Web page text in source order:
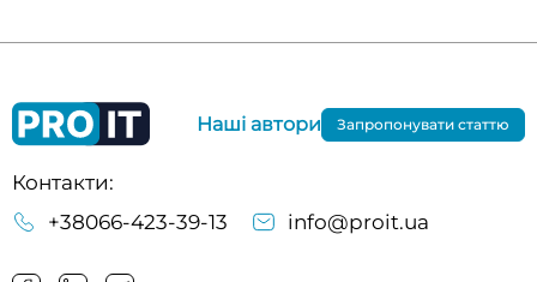
Контакти:
+38066-423-39-13
info@proit.ua
Наші автори Запропонувати статтю